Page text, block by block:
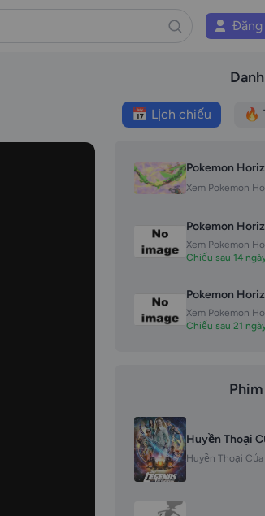
Đăng
📅 Lịch chiếu 🔥
Pokemon
Xem Pokemon
Pokemon
Xem Pokemon
Chiếu sau 14
Pokemon
Xem Pokemon
Chiếu sau 21
Huyền Thoại
Huyền Thoại